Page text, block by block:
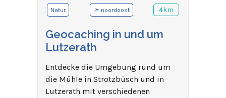
Natur ➣ noordoost 4km
Geocaching in und um
Lutzerath
Entdecke die Umgebung rund um
die Mühle in Strotzbüsch und in
Lutzerath mit verschiedenen